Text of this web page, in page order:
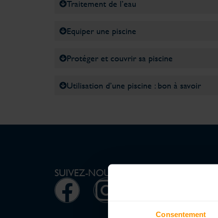
Consentement
Traitement de l’eau
Equiper une piscine
Protéger et couvrir sa piscine
Utilisation d’une piscine : bon à savoir
SUIVEZ-NOUS